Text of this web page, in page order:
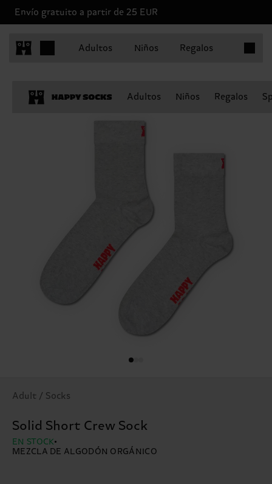
Envío gratuito a partir de 25 EUR
Adultos Niños Regalos
Adultos Niños Regalos
Adult / Socks
Solid Short Crew Sock
EN STOCK
MEZCLA DE ALGODÓN ORGÁNICO